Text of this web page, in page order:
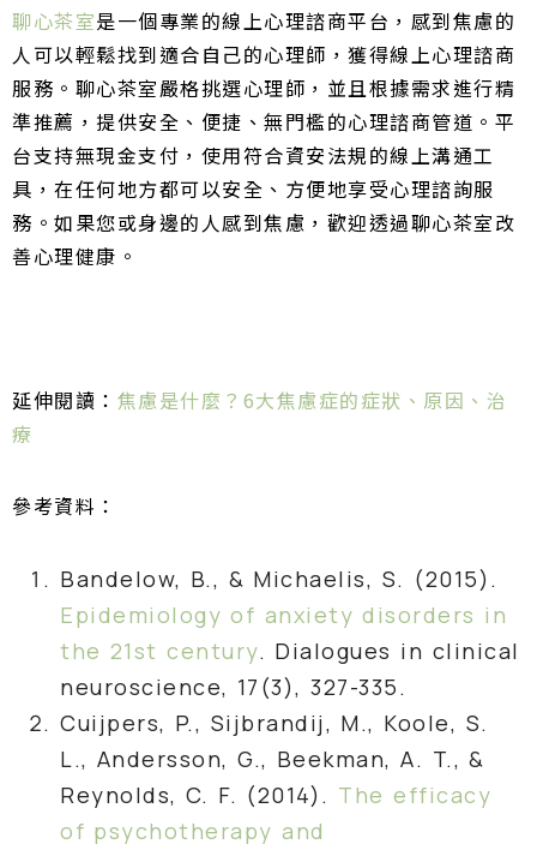
聊心茶室是一個專業的線上心理諮商平台，感到焦慮的
人可以輕鬆找到適合自己的心理師，獲得線上心理諮商
服務。聊心茶室嚴格挑選心理師，並且根據需求進行精
準推薦，提供安全、便捷、無門檻的心理諮商管道。平
台支持無現金支付，使用符合資安法規的線上溝通工
具，在任何地方都可以安全、方便地享受心理諮詢服
務。如果您或身邊的人感到焦慮，歡迎透過聊心茶室改
善心理健康。
延伸閱讀： 焦慮是什麼？6大焦慮症的症狀、原因、治
療
參考資料：
Bandelow, B., & Michaelis, S. (2015).
Epidemiology of anxiety disorders in
the 21st century. Dialogues in clinical
neuroscience, 17(3), 327-335.
Cuijpers, P., Sijbrandij, M., Koole, S.
L., Andersson, G., Beekman, A. T., &
Reynolds, C. F. (2014). The efficacy
of psychotherapy and